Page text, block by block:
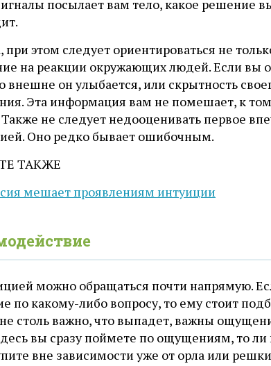
посылает вам тело, какое решение
при этом следует ориентироваться не
на реакции окружающих людей. Если вы
внешне он улыбается, или скрытность
Эта информация вам не помешает, к
не следует недооценивать первое
Оно редко бывает ошибочным.
ТАКЖЕ
мешает проявлениям интуиции
можно обращаться почти напрямую.
по какому-либо вопросу, то ему стоит
столь важно, что выпадет, важны
вы сразу поймете по ощущениям, то
вне зависимости уже от орла или